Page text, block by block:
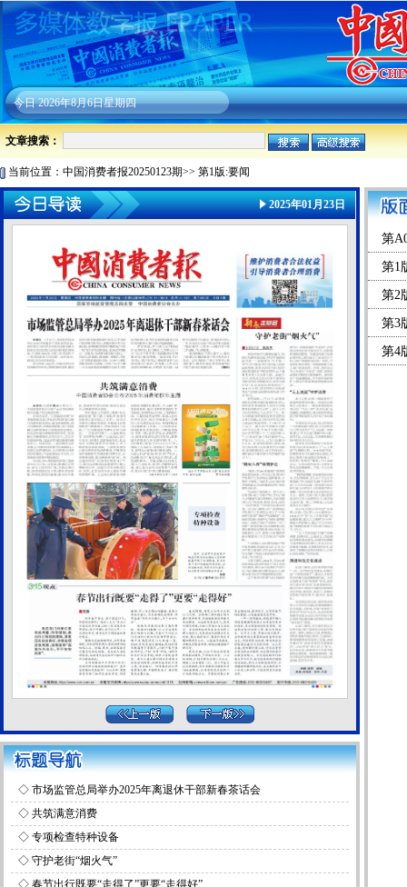
今日2026年8月6日星期四
文章搜索：
当前位置： 中国消费者报20250123期>> 第1版:要闻
2025年01月23日
◇ 市场监管总局举办2025年离退休干部新春茶话会
◇ 共筑满意消费
◇ 专项检查特种设备
◇ 守护老街“烟火气”
◇ 春节出行既要“走得了”更要“走得好”
第
第1
第2
第3
第4